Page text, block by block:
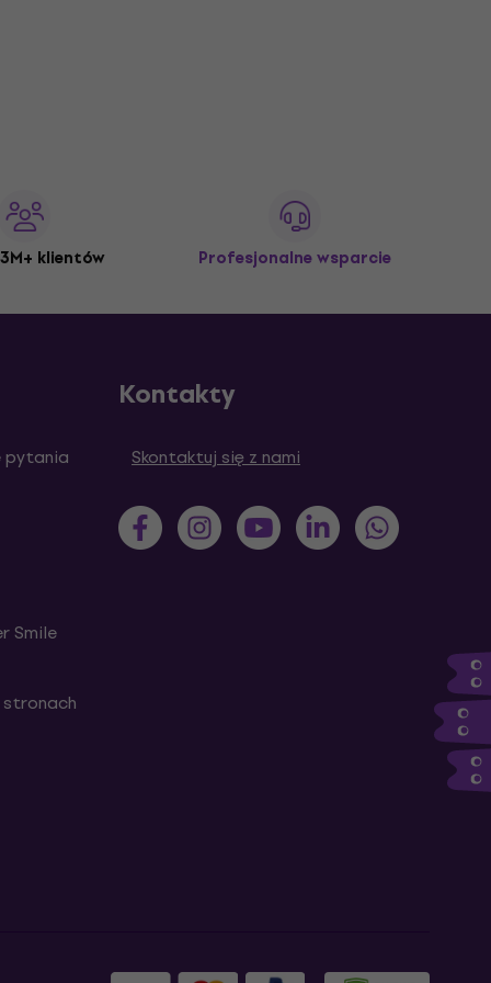
klientów Profesjonalne wsparcie
pytania
Smile
stronach
Kontakty
Skontaktuj się z nami